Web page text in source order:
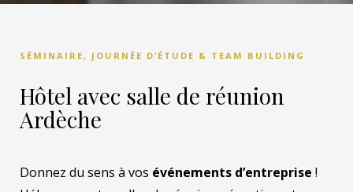
SÉMINAIRE, JOURNÉE D’ÉTUDE & TEAM BUILDING
Hôtel avec salle de réunion
Ardèche
Donnez du sens à vos événements d’entreprise !